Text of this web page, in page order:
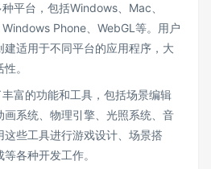
平台，包括Windows、Mac、
Phone、WebGL等。用户
适用于不同平台的应用程序，大
。
富的功能和工具，包括场景编辑
系统、物理引擎、光照系统、音
些工具进行游戏设计、场景搭
各种开发工作。